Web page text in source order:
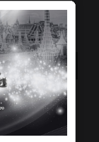
2 เดือน ที่ผ่านมา